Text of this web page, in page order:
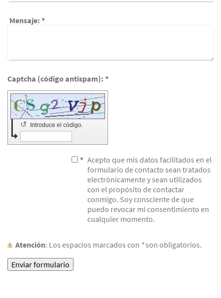
Mensaje: *
Captcha (código antispam): *
Introduce el código.
↺
* Acepto que mis datos facilitados en el
formulario de contacto sean tratados
electrónicamente y sean utilizados
con el propósito de contactar
conmigo. Soy consciente de que
puedo revocar mi consentimiento en
cualquier momento.
Atención : Los espacios marcados con *son obligatorios.